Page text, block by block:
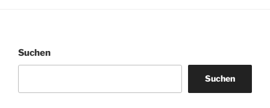
Suchen
Suchen